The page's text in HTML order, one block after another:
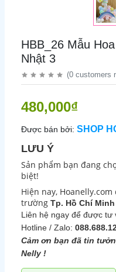
HBB_26 Mẫu
Nhật 3
(0 customers
480,000₫
Được bán bởi: SHOP
LƯU Ý
Sản phẩm bạn đang
biệt!
Hiện nay,
trường Tp. Hồ Chí Minh
Liên hệ ngay để được tư
Hotline / Zalo:
Cảm ơn bạn đã tin
Nelly !